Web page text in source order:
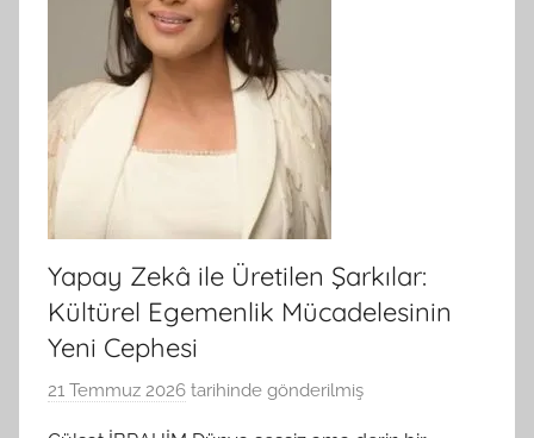
Yapay Zekâ ile Üretilen Şarkılar:
Kültürel Egemenlik Mücadelesinin
Yeni Cephesi
21 Temmuz 2026 tarihinde gönderilmiş